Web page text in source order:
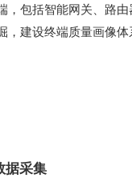
，建设终端质量画像
据采集